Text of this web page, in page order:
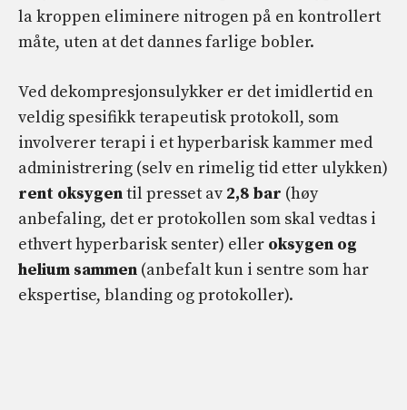
la kroppen eliminere nitrogen på en kontrollert
måte, uten at det dannes farlige bobler.
Ved dekompresjonsulykker er det imidlertid en
veldig spesifikk terapeutisk protokoll, som
involverer terapi i et hyperbarisk kammer med
administrering (selv en rimelig tid etter ulykken)
rent oksygentil presset av 2,8 bar (høy
anbefaling, det er protokollen som skal vedtas i
ethvert hyperbarisk senter) eller oksygen og
helium sammen (anbefalt kun i sentre som har
ekspertise, blanding og protokoller).